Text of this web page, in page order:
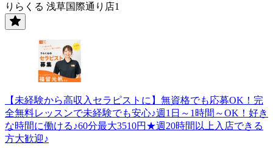
りらくる 浅草国際通り店1
【未経験から高収入セラピストに】無資格でも応募OK！完
全無料レッスンで未経験でも安心♪週1日～1時間～OK！好き
な時間に働ける♪60分最大3510円★週20時間以上入店できる
方大歓迎♪